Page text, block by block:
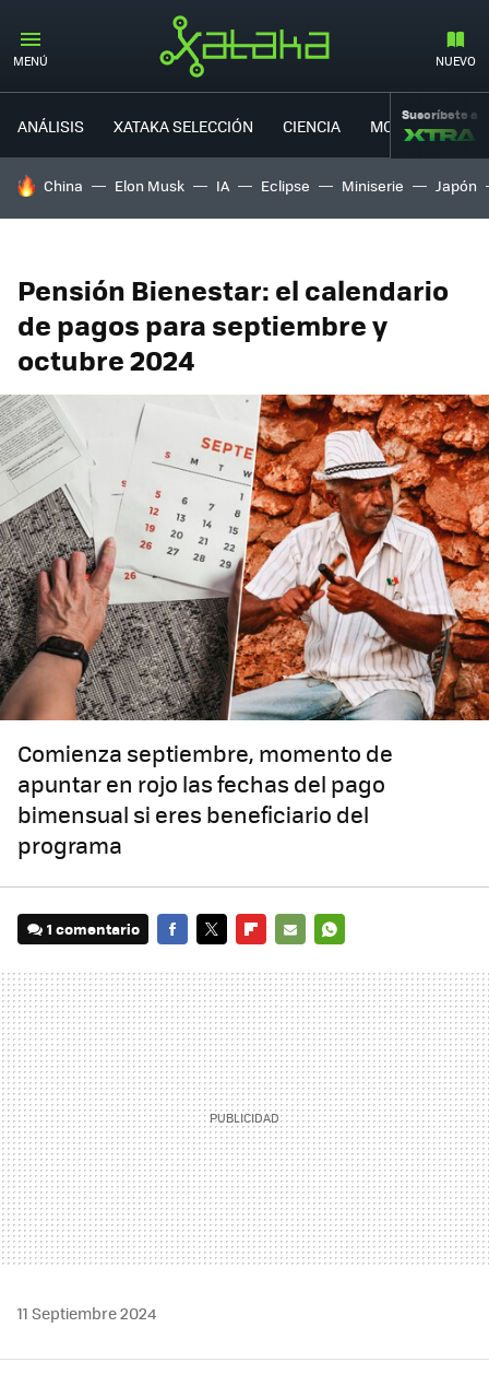
MENÚ NUEVO
ANÁLISIS XATAKA SELECCIÓN CIENCIA MOVILIDAD
Suscríbete a
HOY SE HABLA DE
China Elon Musk IA Eclipse Miniserie Japón
Pensión Bienestar: el calendario
de pagos para septiembre y
octubre 2024
Comienza septiembre, momento de
apuntar en rojo las fechas del pago
bimensual si eres beneficiario del
programa
1 comentario
MAIL
11 Septiembre 2024